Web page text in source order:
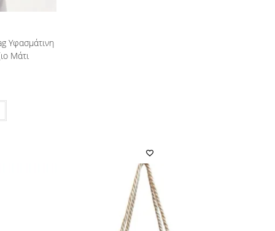
Υφασμάτινη
Μάτι